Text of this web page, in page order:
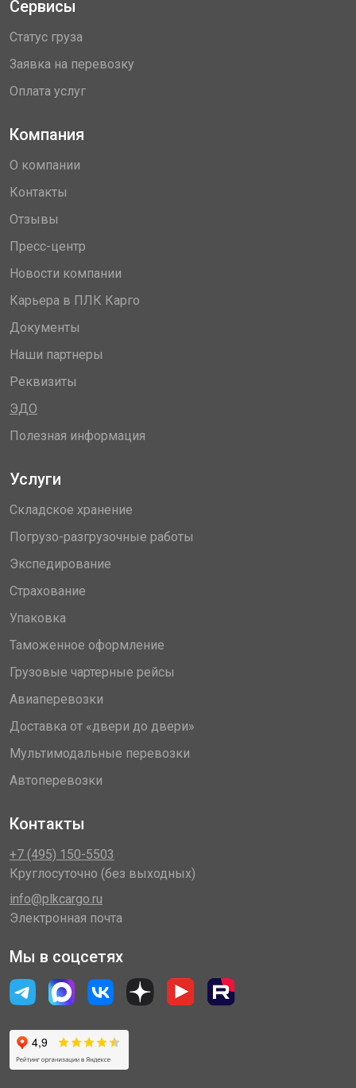
Сервисы
Статус груза
Заявка на перевозку
Оплата услуг
Компания
О компании
Контакты
Отзывы
Пресс-центр
Новости компании
Карьера в ПЛК Карго
Документы
Наши партнеры
Реквизиты
ЭДО
Полезная информация
Услуги
Складское хранение
Погрузо-разгрузочные работы
Экспедирование
Страхование
Упаковка
Таможенное оформление
Грузовые чартерные рейсы
Авиаперевозки
Доставка от «двери до двери»
Мультимодальные перевозки
Автоперевозки
Контакты
+7 (495) 150-5503
Круглосуточно (без выходных)
info@plkcargo.ru
Электронная почта
Мы в соцсетях